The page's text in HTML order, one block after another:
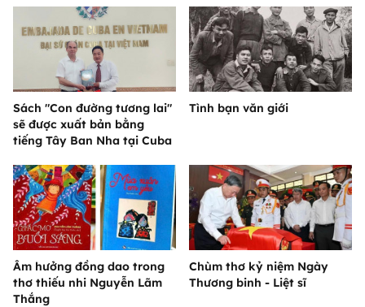
Sách "Con đường tương lai"
sẽ được xuất bản bằng
tiếng Tây Ban Nha tại Cuba
Tình bạn văn giới
Âm hưởng đồng dao trong
thơ thiếu nhi Nguyễn Lãm
Thắng
Chùm thơ kỷ niệm Ngày
Thương binh - Liệt sĩ